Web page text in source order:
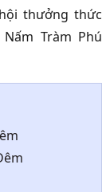
thưởng thức
Tràm Phú